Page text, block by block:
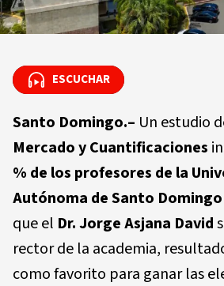
ESCUCHAR
ESCUCHAR
Santo Domingo.– Un estudio
Mercado y Cuantificaciones
% de los profesores de la
Autónoma de Santo Domingo
que el Dr. Jorge Asjana David
rector de la academia,
como favorito para ganar las